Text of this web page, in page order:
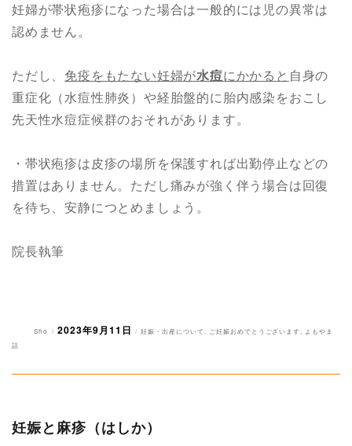
妊婦が帯状疱疹になった場合は一般的には児の異常は
認めません。
ただし、 免疫をもたない妊婦が水痘にかかると 自身の
重症化（水痘性肺炎）や経胎盤的に胎内感染をおこし
先天性水痘症候群のおそれがあります。
・帯状疱疹は皮疹の場所を保護すれば出勤停止などの
措置はありません。ただし痛みが強く伴う場合は回復
を待ち、安静につとめましょう。
院長執筆
投
Sho
投
2023年9月11日
カ
妊娠・出産について ご妊娠おめでとうございます
よもやま
話
妊娠と麻疹（はしか）